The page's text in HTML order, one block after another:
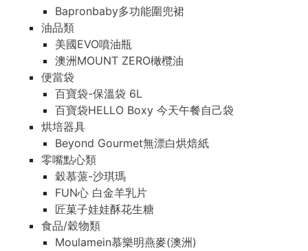
Bapronbaby多功能圍兜裙
油品類
美國EVO噴油瓶
澳洲MOUNT ZERO橄欖油
便當袋
百寶袋-保溫袋 6L
百寶袋HELLO Boxy 今天午餐自己袋
烘培器具
Beyond Gourmet無漂白烘焙紙
零嘴點心類
穀慕蒎-沙琪瑪
FUN心 白金羊乳片
匠菓子娃娃酥花生糖
食品/穀物類
Moulamein慕樂明燕麥(澳洲)